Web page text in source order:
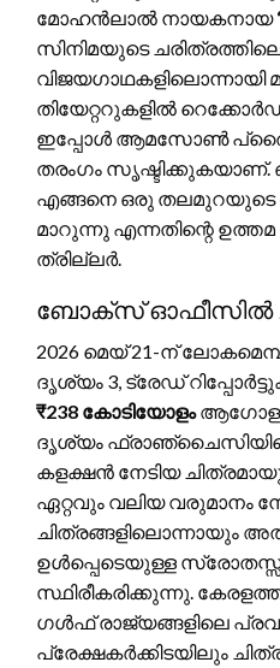
മോഹൻലാൽ നായകനായ
സിനിമയുടെ
വിജയഗാഥകളിലൊന്നായി
തിയേറ്ററുകളിൽ
ഇപ്പോൾ ആമസോൺ
തരംഗം
എങ്ങനെ ഒരു തലമുറയുടെ
മാറുന്നു എന്നതിന്റെ
ത്രില്ലർ.
ബോക്‌സ് ഓഫീസിൽ
2026 മെയ് 21-ന്
ദൃശ്യം 3, ട്രേഡ്
₹238 കോടിയോളംആഗോള
ദൃശ്യം
കളക്ഷൻ നേടിയ
ഏറ്റവും വലിയ വരുമാനം
ചിത്രങ്ങളിലൊന്നായും അത്
ഉൾപ്പെടെയുള്ള
സ്ഥിരീകരിക്കുന്നു.
ഗൾഫ് രാജ്യങ്ങളിലെ
പ്രേക്ഷകർക്കിടയിലും